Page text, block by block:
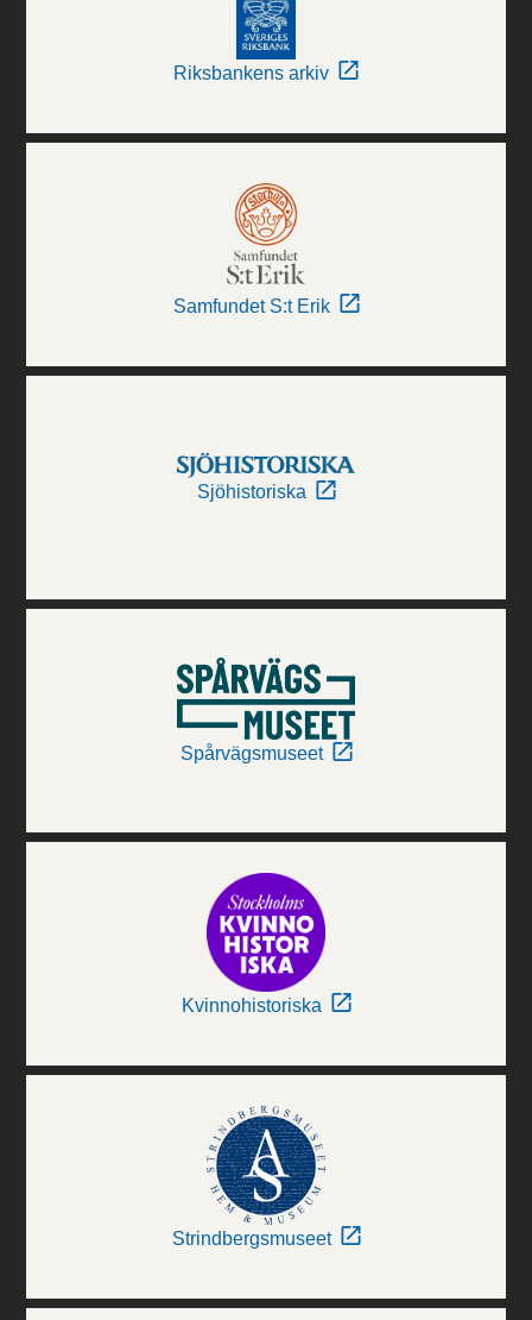
Riksbankens arkiv
Samfundet S:t Erik
Sjöhistoriska
Spårvägsmuseet
Kvinnohistoriska
Strindbergsmuseet